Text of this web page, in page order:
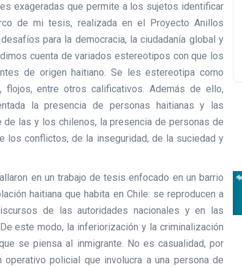
exageradas que permite a los sujetos identificar
de mi tesis, realizada en el Proyecto Anillos
para la democracia, la ciudadanía global y
cuenta de variados estereotipos con que los
de origen haitiano. Se les estereotipa como
flojos, entre otros calificativos. Además de ello,
la presencia de personas haitianas y las
las y los chilenos, la presencia de personas de
los conflictos, de la inseguridad, de la suciedad y
en un trabajo de tesis enfocado en un barrio
haitiana que habita en Chile: se reproducen a
de las autoridades nacionales y en las
este modo, la inferiorización y la criminalización
se piensa al inmigrante. No es casualidad, por
policial que involucra a una persona de